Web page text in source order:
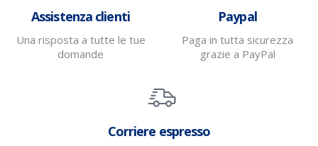
Assistenza clienti
Una risposta a tutte le tue
domande
Paypal
Paga in tutta sicurezza
grazie a PayPal
Corriere espresso